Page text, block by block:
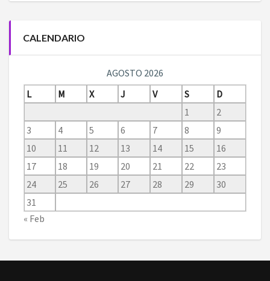
CALENDARIO
AGOSTO 2026
L
M X J V S
D
1
2
3
4 5 6 7 8
9
10
11 12 13 14 15
16
17
18 19 20 21 22
23
24
25 26 27 28 29
30
31
« Feb